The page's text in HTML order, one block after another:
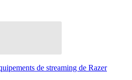
de streaming de Razer